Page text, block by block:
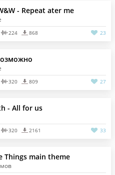
- Repeat ater me
224 868 23
320 809 27
- All for us
320 2161 33
Things main theme